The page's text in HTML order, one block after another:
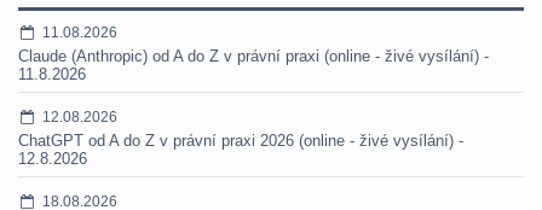
11.08.2026
Claude (Anthropic) od A do Z v právní praxi (online - živé vysílání) -
11.8.2026
12.08.2026
ChatGPT od A do Z v právní praxi 2026 (online - živé vysílání) -
12.8.2026
18.08.2026